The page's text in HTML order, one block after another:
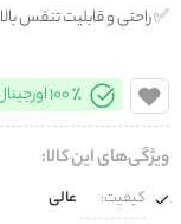
✅️ راحتی و قابلیت تنفس بالا
100% اورجینال تضمینی
ویژگی‌های این کالا:
کیفیت:
عالی